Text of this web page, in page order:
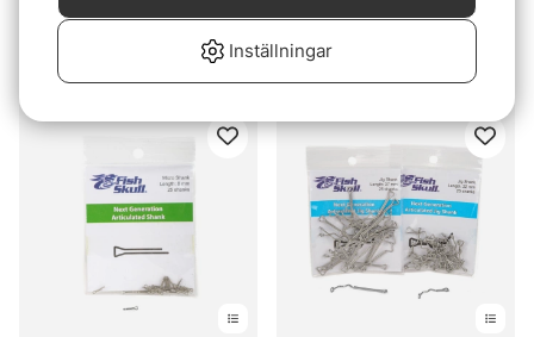
Partridge Waddington
79 kr
Bead Chain Large 4,8mm
- Fluo Pink
Inställningar